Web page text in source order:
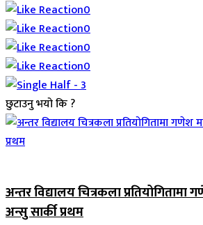
0
0
0
0
छुटाउनु भयो कि ?
अन्तर विद्यालय चित्रकला प्रतियोगितामा
अन्सु सार्की प्रथम